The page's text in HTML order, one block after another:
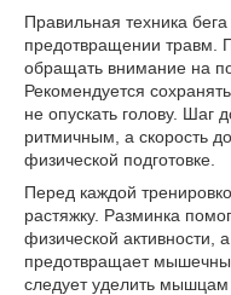
Правильная техника
предотвращении травм.
обращать внимание на
Рекомендуется
не опускать голову. Шаг
ритмичным, а скорость
физической подготовке.
Перед каждой
растяжку. Разминка
физической активности,
предотвращает
следует уделить мышцам